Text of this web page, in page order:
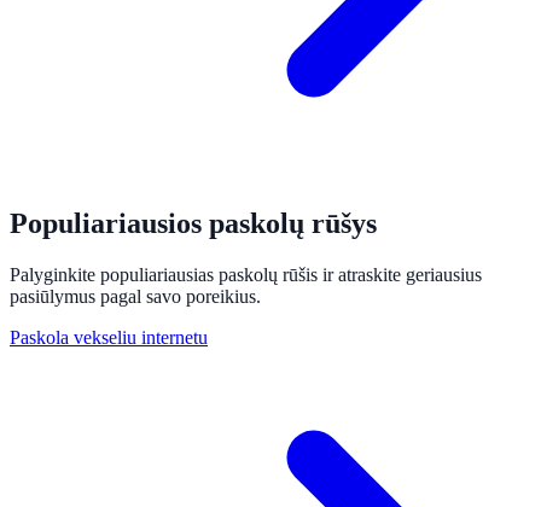
Populiariausios paskolų rūšys
Palyginkite populiariausias paskolų rūšis ir atraskite geriausius
pasiūlymus pagal savo poreikius.
Paskola vekseliu internetu